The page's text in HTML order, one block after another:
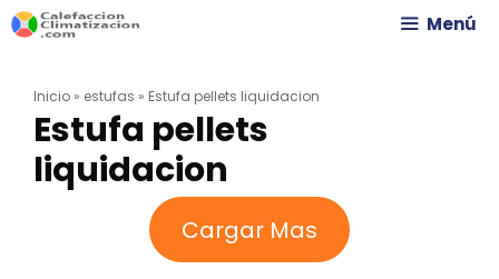
Saltar
contenido
Menú
Inicio » estufas » Estufa pellets liquidacion
Estufa pellets
liquidacion
Cargar Mas